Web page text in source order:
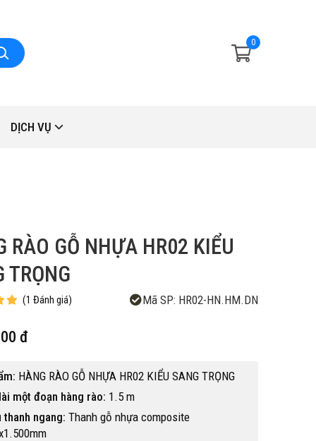
0
DỊCH VỤ
RÀO GỖ NHỰA HR02 KIỂU
TRỌNG
(1 Đánh giá) Mã SP: HR02-HN.HM.DN
đ
HÀNG RÀO GỖ NHỰA HR02 KIỂU SANG TRỌNG
một đoạn hàng rào: 1.5 m
thanh ngang: Thanh gỗ nhựa composite